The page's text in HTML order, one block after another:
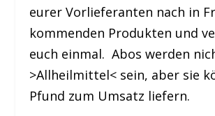
eurer Vorlieferanten nach in
kommenden Produkten und
euch einmal. Abos werden
>Allheilmittel< sein, aber sie
Pfund zum Umsatz liefern.